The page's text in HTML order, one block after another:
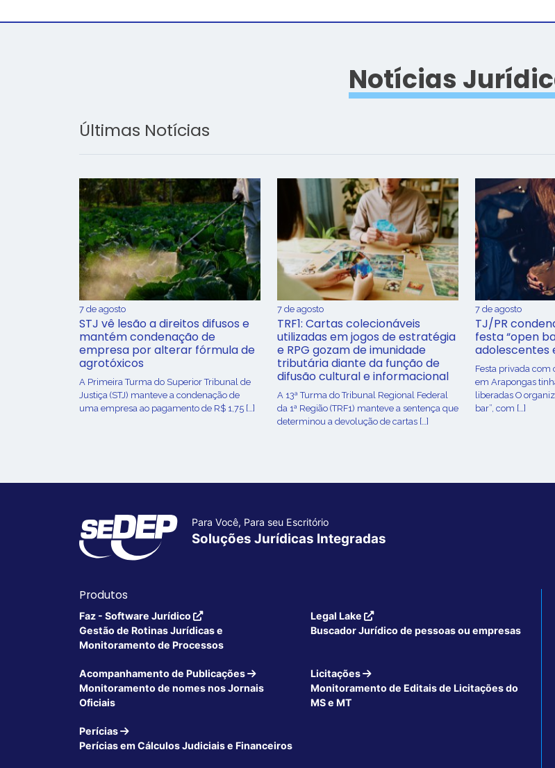
Notícias
Últimas Notícias
7 de agosto
STJ vê lesão a direitos difusos e
mantém condenação de
empresa por alterar fórmula de
agrotóxicos
​A Primeira Turma do Superior Tribunal de
Justiça (STJ) manteve a condenação de
uma empresa ao pagamento de R$ 1,75 […]
7 de agosto
TRF1: Cartas colecionáveis
utilizadas em jogos de estratégia
e RPG gozam de imunidade
tributária diante da função de
difusão cultural e informacional
A 13ª Turma do Tribunal Regional Federal
da 1ª Região (TRF1) manteve a sentença que
determinou a devolução de cartas […]
7 de agosto
TJ/PR
festa “open
adolescentes
Festa privada com
em Arapongas
liberadas O
bar”, com […]
Para Você, Para seu Escritório
Soluções Jurídicas Integradas
Produtos
Faz - Software Jurídico
Gestão de Rotinas Jurídicas e
Monitoramento de Processos
Legal Lake
Buscador Jurídico de pessoas ou empresas
Acompanhamento de Publicações
Monitoramento de nomes nos Jornais
Oficiais
Licitações
Monitoramento de Editais de Licitações do
MS e MT
Perícias
Perícias em Cálculos Judiciais e Financeiros